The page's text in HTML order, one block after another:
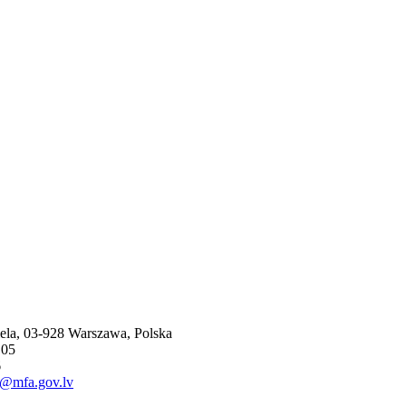
03-928 Warszawa, Polska